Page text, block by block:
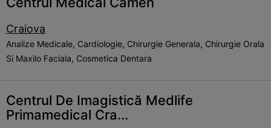
Craiova
Analize Medicale, Cardiologie, Chirurgie Generala, Chirurgie Orala
Si Maxilo Faciala, Cosmetica Dentara
Centrul De Imagistică Medlife
Primamedical Cra...